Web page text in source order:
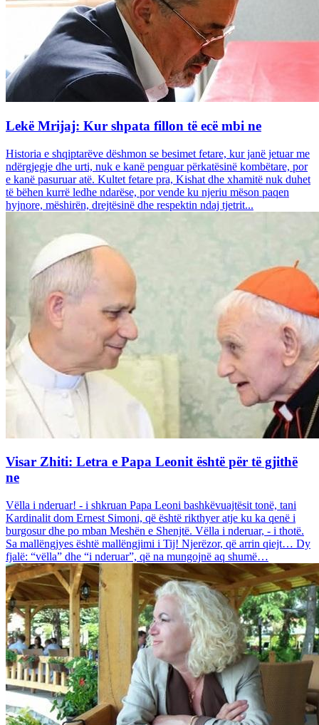
Lekë Mrijaj: Kur shpata fillon të ecë mbi ne
Historia e shqiptarëve dëshmon se besimet fetare, kur janë jetuar me
ndërgjegje dhe urti, nuk e kanë penguar përkatësinë kombëtare, por
e kanë pasuruar atë. Kultet fetare pra, Kishat dhe xhamitë nuk duhet
të bëhen kurrë ledhe ndarëse, por vende ku njeriu mëson paqen
hyjnore, mëshirën, drejtësinë dhe respektin ndaj tjetrit...
Visar Zhiti: Letra e Papa Leonit është për të gjithë
ne
Vëlla i nderuar! - i shkruan Papa Leoni bashkëvuajtësit tonë, tani
Kardinalit dom Ernest Simoni, që është rikthyer atje ku ka qenë i
burgosur dhe po mban Meshën e Shenjtë. Vëlla i nderuar, - i thotë.
Sa mallëngjyes është mallëngjimi i Tij! Njerëzor, që arrin qiejt… Dy
fjalë: “vëlla” dhe “i nderuar”, që na mungojnë aq shumë…